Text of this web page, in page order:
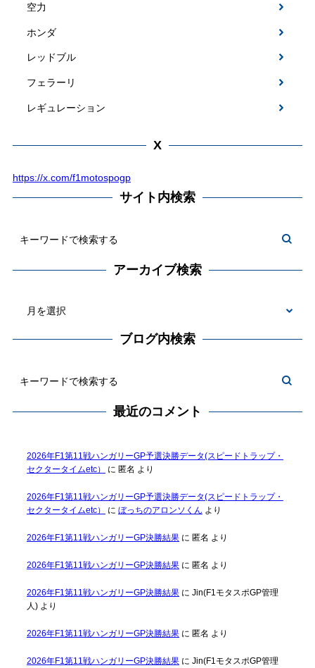
空力
ホンダ
レッドブル
フェラーリ
レギュレーション
X
https://x.com/f1motospogp
サイト内検索
アーカイブ検索
ブログ内検索
最近のコメント
2026年F1第11戦ハンガリーGP予選決勝データ(スピードトラップ・
セクタータイムetc）
に 匿名 より
2026年F1第11戦ハンガリーGP予選決勝データ(スピードトラップ・
セクタータイムetc）
に ぼっちのアロンソくん より
2026年F1第11戦ハンガリーGP決勝結果に 匿名 より
2026年F1第11戦ハンガリーGP決勝結果に 匿名 より
2026年F1第11戦ハンガリーGP決勝結果に Jin(F1モタスポGP管理
人)より
2026年F1第11戦ハンガリーGP決勝結果に 匿名 より
2026年F1第11戦ハンガリーGP決勝結果に Jin(F1モタスポGP管理